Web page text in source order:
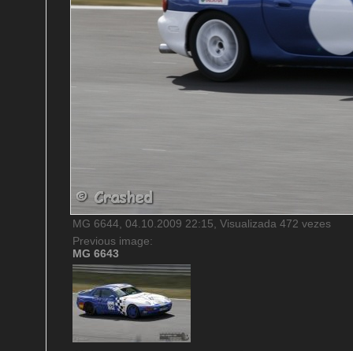
MG 6644, 04.10.2009 22:15, Visualizada 472 vezes
Previous image:
MG 6643